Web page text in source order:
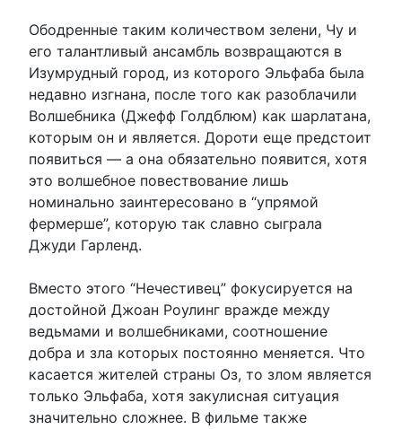
Ободренные таким количеством зелени, Чу и
его талантливый ансамбль возвращаются в
Изумрудный город, из которого Эльфаба была
недавно изгнана, после того как разоблачили
Волшебника (Джефф Голдблюм) как шарлатана,
которым он и является. Дороти еще предстоит
появиться — а она обязательно появится, хотя
это волшебное повествование лишь
номинально заинтересовано в “упрямой
фермерше”, которую так славно сыграла
Джуди Гарленд.
Вместо этого “Нечестивец” фокусируется на
достойной Джоан Роулинг вражде между
ведьмами и волшебниками, соотношение
добра и зла которых постоянно меняется. Что
касается жителей страны Оз, то злом является
только Эльфаба, хотя закулисная ситуация
значительно сложнее. В фильме также